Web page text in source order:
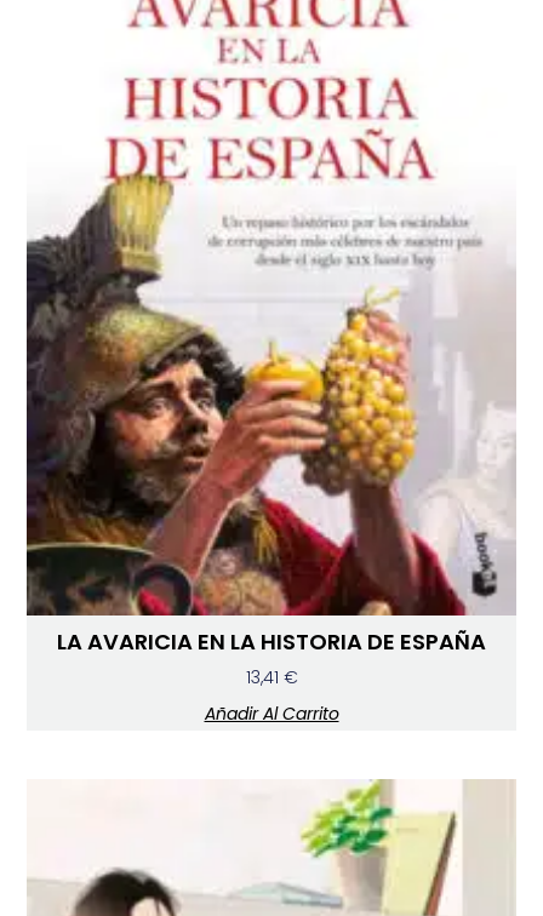
LA AVARICIA EN LA HISTORIA DE ESPAÑA
13,41 €
Añadir Al Carrito